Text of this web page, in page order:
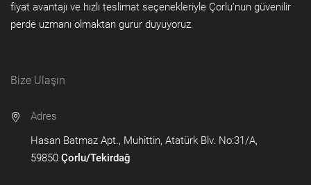
fiyat avantajı ve hızlı teslimat seçenekleriyle Çorlu’nun güvenilir
perde uzmanı olmaktan gurur duyuyoruz.
Bize Ulaşın
Adres
Hasan Batmaz Apt., Muhittin, Atatürk Blv. No:31/A,
59850 Çorlu/Tekirdağ